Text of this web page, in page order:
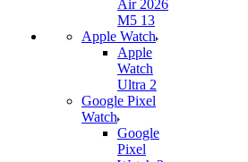
Air 2026
M5 13
Apple Watch
Apple
Watch
Ultra 2
Google Pixel
Watch
Google
Pixel